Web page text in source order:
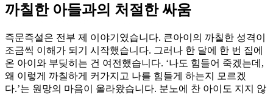
까칠한 아들과의 처절한 싸움
즉문즉설은 전부 제 이야기였습니다. 큰아이의 까칠한 성격이
조금씩 이해가 되기 시작했습니다. 그러나 한 달에 한 번 집에
온 아이와 부딪히는 건 여전했습니다. ‘나도 힘들어 죽겠는데,
왜 이렇게 까칠하게 커가지고 나를 힘들게 하는지 모르겠
다.’는 원망의 마음이 올라왔습니다. 분노에 찬 아이도 지지 않